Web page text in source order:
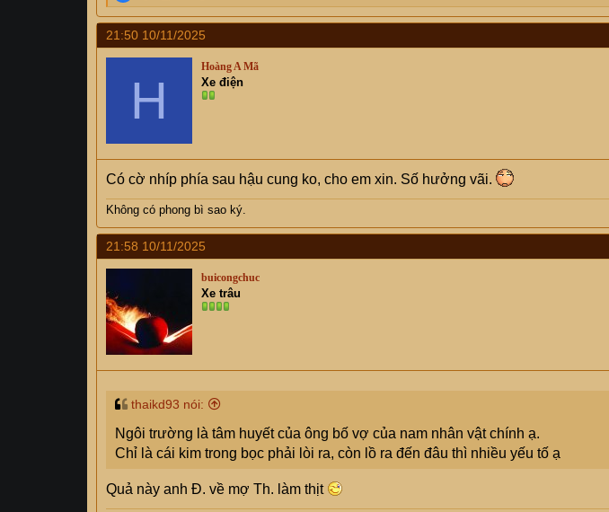
e
a
c
t
n
s
21:50 10/11/2025
H
Hoàng A Mã
Xe điện
Có cờ nhíp phía sau hậu cung ko, cho em xin. Số hưởng vãi.
Không có phong bì sao ký.
21:58 10/11/2025
buicongchuc
Xe trâu
thaikd93 nói:
Ngôi trường là tâm huyết của ông bố vợ của nam nhân vật chính ạ.
Chỉ là cái kim trong bọc phải lòi ra, còn lồ ra đến đâu thì nhiều yếu tố ạ
Quả này anh Đ. về mợ Th. làm thịt